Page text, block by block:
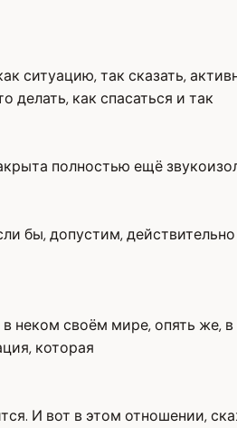
ситуацию, так сказать,
делать, как спасаться и так
полностью ещё
бы, допустим,
неком своём мире, опять же,
которая
И вот в этом отношении,